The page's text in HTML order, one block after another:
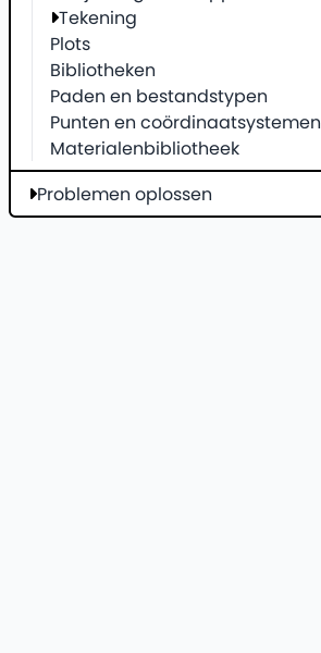
Tekening
Plots
Bibliotheken
Paden en bestandstypen
Punten en coördinaatsystemen
Materialenbibliotheek
Problemen oplossen